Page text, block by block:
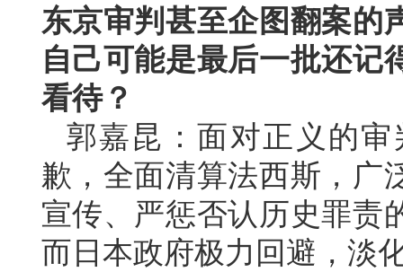
东京审判甚至企图翻案的
自己可能是最后一批还记
看待？
郭嘉昆：面对正义的
歉，全面清算法西斯，广
宣传、严惩否认历史罪责
而日本政府极力回避，淡